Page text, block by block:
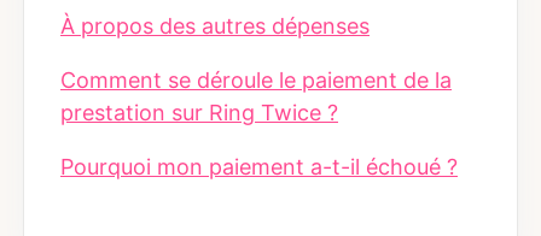
À propos des autres dépenses
Comment se déroule le paiement de la
prestation sur Ring Twice ?
Pourquoi mon paiement a-t-il échoué ?